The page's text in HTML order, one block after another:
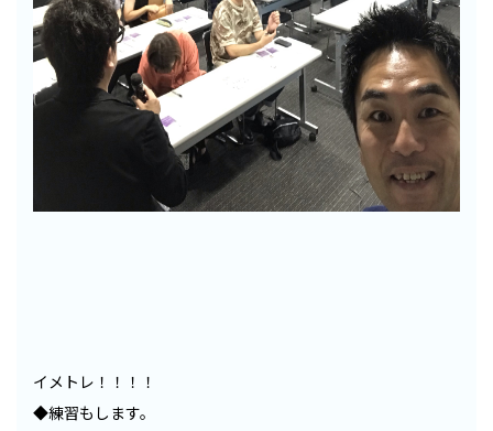
イメトレ！！！！
◆練習もします。